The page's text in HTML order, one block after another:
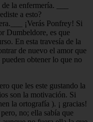
la enfermería. ___
a esto?
¡Verás Ponfrey! Si
Dumbeldore, es que
En esta travesía de la
de nuevo el amor que
obtener lo que no
que les este gustando la
son la motivación. Si
la ortografía ). ¡ gracias!
no; ella sabía que